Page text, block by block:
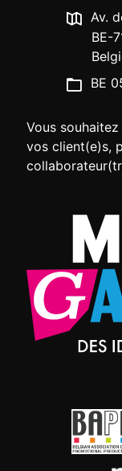
Av.
BE-
BE
Vous
vos client(e)s,